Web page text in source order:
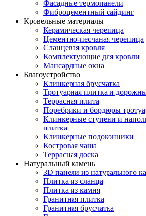
Фасадные термопанели
Фиброцементный сайдинг
Кровельные материалы
Керамическая черепица
Цементно-песчаная черепица
Сланцевая кровля
Комплектующие для кровли
Мансардные окна
Благоустройство
Клинкерная брусчатка
Тротуарная плитка и
Террасная плита
Поребрики и бордюры
Клинкерные ступени и
плитка
Клинкерные подоконники
Костровая чаша
Террасная доска
Натуральный камень
3D панели из натурального
Плитка из сланца
Плитка из камня
Гранитная плитка
Гранитная брусчатка